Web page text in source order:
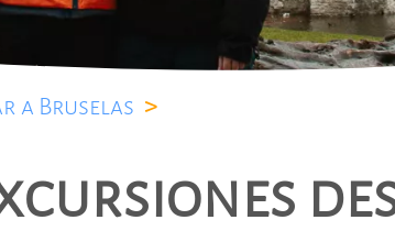
a Bruselas >